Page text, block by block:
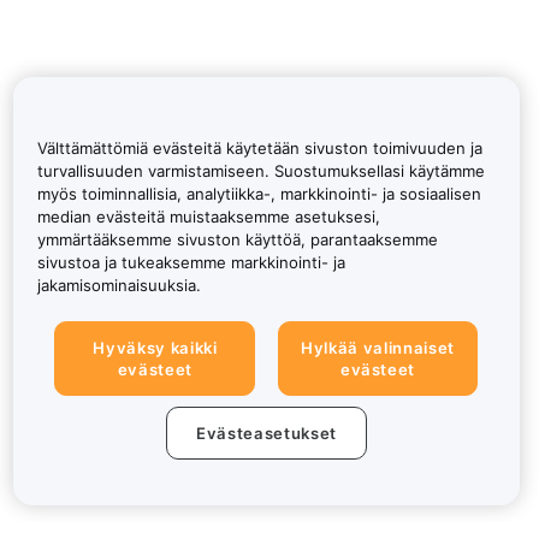
Välttämättömiä evästeitä käytetään sivuston toimivuuden ja
turvallisuuden varmistamiseen. Suostumuksellasi käytämme
myös toiminnallisia, analytiikka-, markkinointi- ja sosiaalisen
median evästeitä muistaaksemme asetuksesi,
ymmärtääksemme sivuston käyttöä, parantaaksemme
sivustoa ja tukeaksemme markkinointi- ja
jakamisominaisuuksia.
Hyväksy kaikki
evästeet
Hylkää valinnaiset
evästeet
Evästeasetukset